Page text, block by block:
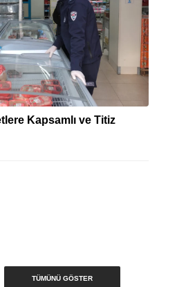
Kapsamlı ve Titiz Zabıta Denetimi
Kapsamlı ve Titiz
TÜMÜNÜ GÖSTER